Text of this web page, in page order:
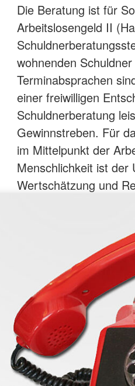
Die Beratung ist für
Arbeitslosengeld II
wohnenden
Terminabsprachen
einer freiwilligen
Schuldnerberatung
Gewinnstreben. Für
im Mittelpunkt der
Menschlichkeit ist der
Wertschätzung und